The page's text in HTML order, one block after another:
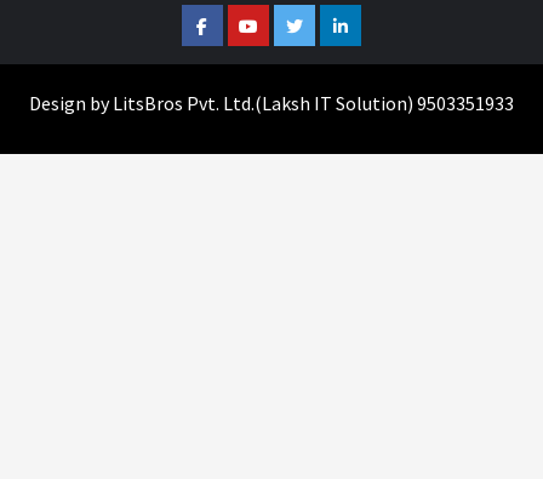
FacebookYoutubeTwitterLinkedin
Design byLitsBros Pvt. Ltd.(Laksh IT Solution) 9503351933